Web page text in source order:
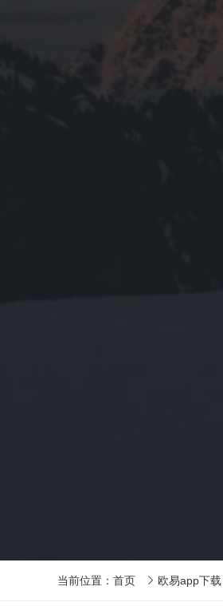
当前位置： 首页  欧易app下载